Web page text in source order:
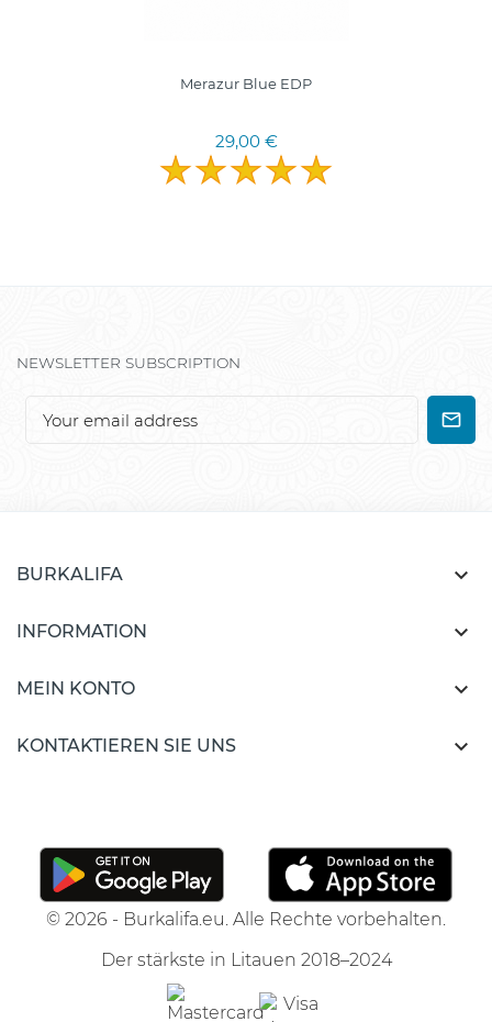
Merazur Blue EDP
29,00 €
NEWSLETTER SUBSCRIPTION
BURKALIFA 
INFORMATION 
MEIN KONTO 
KONTAKTIEREN SIE UNS 
© 2026 - Burkalifa.eu. Alle Rechte vorbehalten.
Der stärkste in Litauen 2018–2024